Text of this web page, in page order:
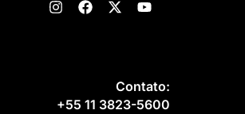
Contato:
+55 11 3823-5600